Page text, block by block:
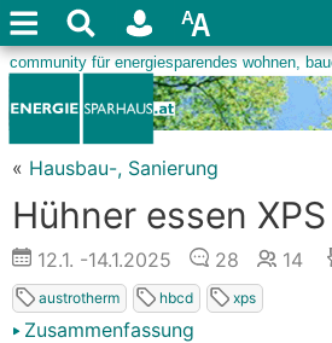
« Hausbau-, Sanierung
Hühner essen XPS
12.1. -14.1.2025 28 14
austrotherm hbcd xps
Zusammenfassung